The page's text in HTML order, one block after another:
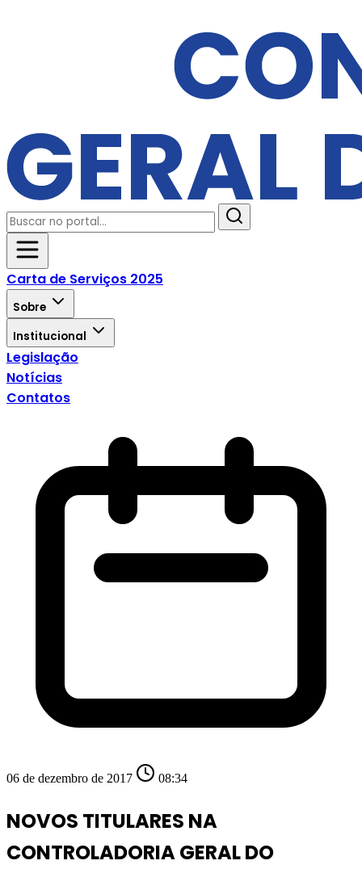
Carta de Serviços 2025
Sobre
Institucional
Legislação
Notícias
Contatos
06 de dezembro de 2017 08:34
NOVOS TITULARES NA
CONTROLADORIA GERAL DO